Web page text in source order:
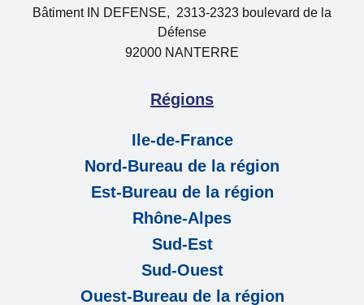
Bâtiment IN DEFENSE, 2313-2323 boulevard de la
Défense
92000 NANTERRE
Régions
Ile-de-France
Nord-Bureau de la région
Est-Bureau de la région
Rhône-Alpes
Sud-Est
Sud-Ouest
Ouest-Bureau de la région